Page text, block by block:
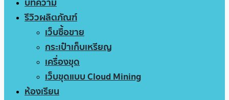
รีวิวผลิตภัณฑ์
เว็บซื้อขาย
กระเป๋าเก็บเหรียญ
เครื่องขุด
เว็บขุดแบบ Cloud Mining
ห้องเรียน